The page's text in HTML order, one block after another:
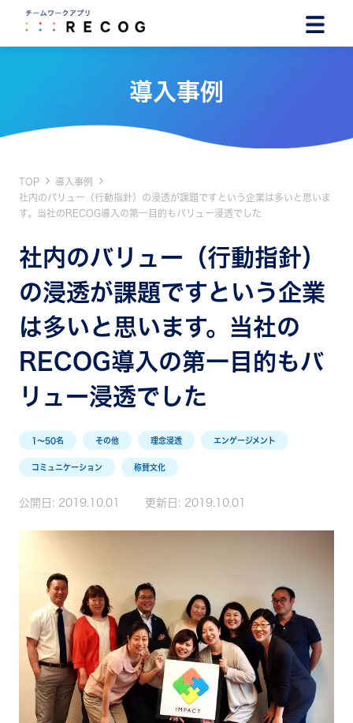
導入事例
TOP
導入事例
社内のバリュー（行動指針）の浸透が課題ですという企業は多いと思いま
す。当社のRECOG導入の第一目的もバリュー浸透でした
社内のバリュー（行動指針）
の浸透が課題ですという企業
は多いと思います。当社の
RECOG導入の第一目的もバ
リュー浸透でした
1〜50名 その他 理念浸透 エンゲージメント
コミュニケーション 称賛文化
公開日: 2019.10.01 更新日: 2019.10.01